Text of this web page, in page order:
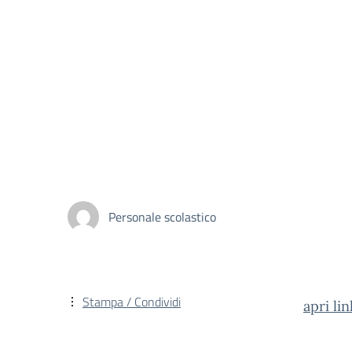
Personale scolastico
apri
Stampa / Condividi